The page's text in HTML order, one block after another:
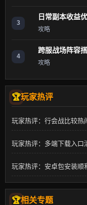
3
日常副本收益
攻略
4
跨服战场阵容
攻略
玩家热评
玩家热评：行会战比较热
玩家热评：多端下载入口
玩家热评：安卓包安装顺
相关专题